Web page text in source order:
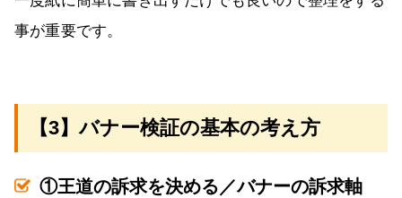
事が重要です。
【3】バナー検証の基本の考え方
①王道の訴求を決める／バナーの訴求軸